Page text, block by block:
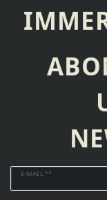
E-MAIL **
Newsletter
Honig